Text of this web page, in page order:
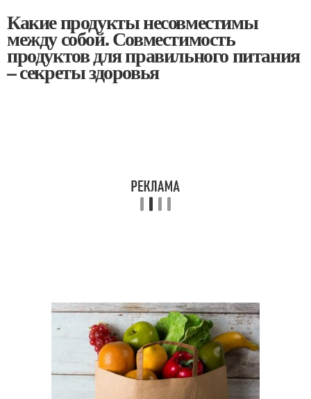
Какие продукты несовместимы
между собой. Совместимость
продуктов для правильного питания
– секреты здоровья